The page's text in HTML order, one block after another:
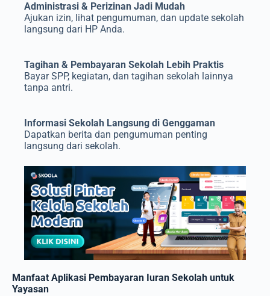
Administrasi & Perizinan Jadi Mudah
Ajukan izin, lihat pengumuman, dan update sekolah
langsung dari HP Anda.
Tagihan & Pembayaran Sekolah Lebih Praktis
Bayar SPP, kegiatan, dan tagihan sekolah lainnya
tanpa antri.
Informasi Sekolah Langsung di Genggaman
Dapatkan berita dan pengumuman penting
langsung dari sekolah.
Manfaat Aplikasi Pembayaran Iuran Sekolah untuk
Yayasan